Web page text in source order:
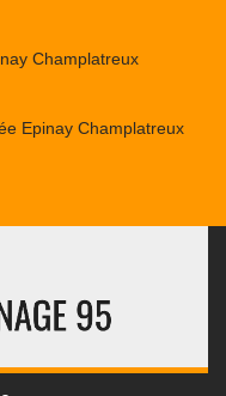
Champlatreux
Epinay Champlatreux